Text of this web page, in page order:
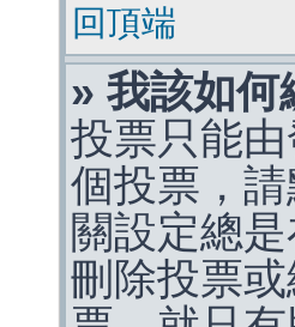
回頂端
» 我該如何
投票只能
個投票，
關設定總
刪除投票